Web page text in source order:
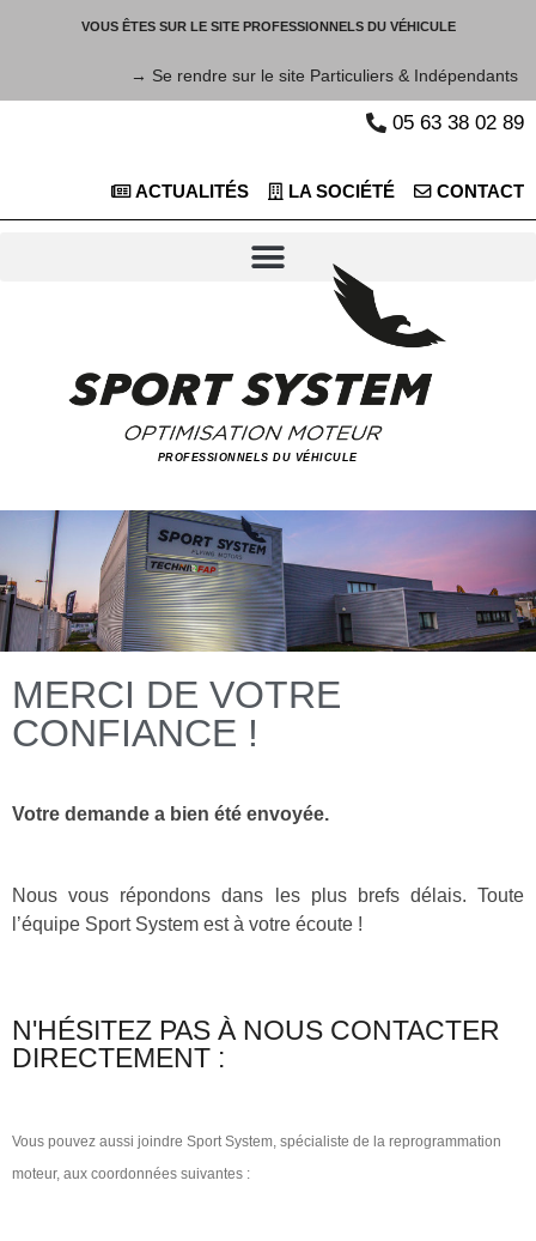
VOUS ÊTES SUR LE SITE PROFESSIONNELS DU VÉHICULE
→ Se rendre sur le site Particuliers & Indépendants
PROFESSIONNELS DU VÉHICULE
05 63 38 02 89
ACTUALITÉS LA SOCIÉTÉ CONTACT
MERCI DE VOTRE
CONFIANCE !
Votre demande a bien été envoyée.
Nous vous répondons dans les plus brefs délais. Toute
l’équipe Sport System est à votre écoute !
N'HÉSITEZ PAS À NOUS CONTACTER
DIRECTEMENT :
Vous pouvez aussi joindre Sport System, spécialiste de la reprogrammation
moteur, aux coordonnées suivantes :